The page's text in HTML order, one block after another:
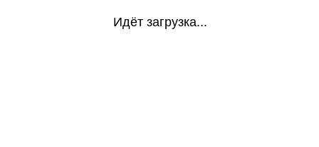
Идёт загрузка...